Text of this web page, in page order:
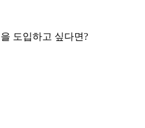
을 도입하고 싶다면?